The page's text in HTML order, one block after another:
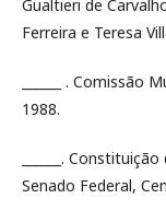
Gualtieri de
Ferreira e Teresa
______ .
1988.
______.
Senado Federal,